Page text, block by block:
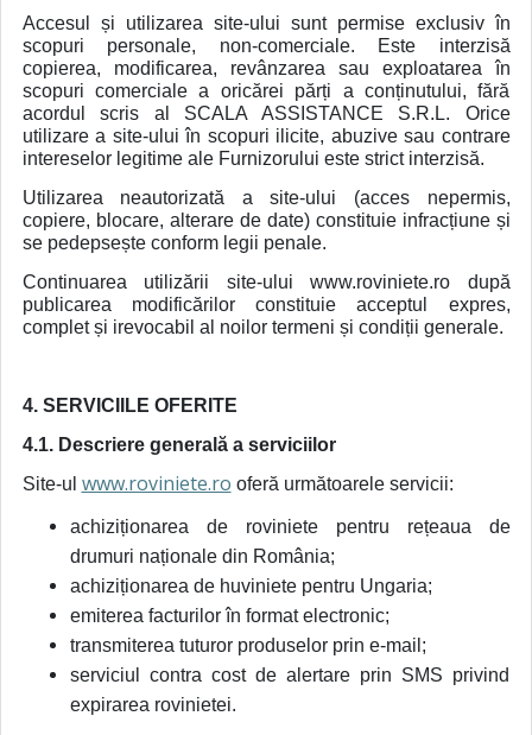
Accesul și utilizarea site-ului sunt permise exclusiv în
scopuri personale, non-comerciale. Este interzisă
copierea, modificarea, revânzarea sau exploatarea în
scopuri comerciale a oricărei părți a conținutului, fără
acordul scris al SCALA ASSISTANCE S.R.L. Orice
utilizare a site-ului în scopuri ilicite, abuzive sau contrare
intereselor legitime ale Furnizorului este strict interzisă.
Utilizarea neautorizată a site-ului (acces nepermis,
copiere, blocare, alterare de date) constituie infracțiune și
se pedepsește conform legii penale.
Continuarea utilizării site-ului www.roviniete.ro după
publicarea modificărilor constituie acceptul expres,
complet și irevocabil al noilor termeni și condiții generale.
4. SERVICIILE OFERITE
4.1. Descriere generală a serviciilor
Site-ul www.roviniete.ro oferă următoarele servicii:
achiziționarea de roviniete pentru rețeaua de
drumuri naționale din România;
achiziționarea de huviniete pentru Ungaria;
emiterea facturilor în format electronic;
transmiterea tuturor produselor prin e-mail;
serviciul contra cost de alertare prin SMS privind
expirarea rovinietei.